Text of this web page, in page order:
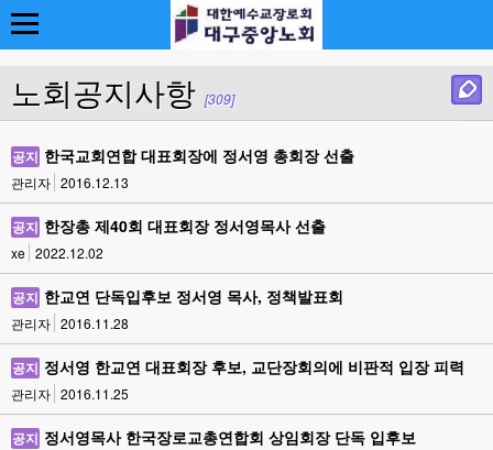
노회공지사항 [309]
공지 한국교회연합 대표회장에 정서영 총회장 선출
관리자 2016.12.13
공지 한장총 제40회 대표회장 정서영목사 선출
xe 2022.12.02
공지 한교연 단독입후보 정서영 목사, 정책발표회
관리자 2016.11.28
공지 정서영 한교연 대표회장 후보, 교단장회의에 비판적 입장 피력
관리자 2016.11.25
공지 정서영목사 한국장로교총연합회 상임회장 단독 입후보